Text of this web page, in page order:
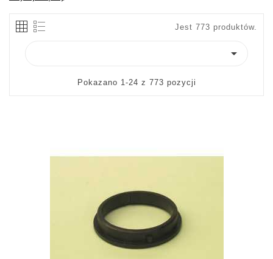
Jest 773 produktów.

Pokazano 1-24 z 773 pozycji